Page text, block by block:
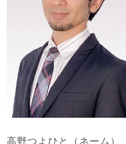
高野つよひと（ネーム）